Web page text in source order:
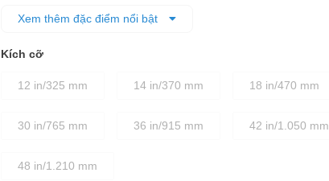
Xem thêm đặc điểm nổi bật
Kích cỡ
12 in/325 mm 14 in/370 mm 18 in/470 mm
30 in/765 mm 36 in/915 mm 42 in/1.050 mm
48 in/1.210 mm